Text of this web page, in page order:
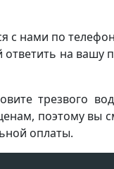
с нами по
ответить на вашу
трезвого
поэтому вы
оплаты.